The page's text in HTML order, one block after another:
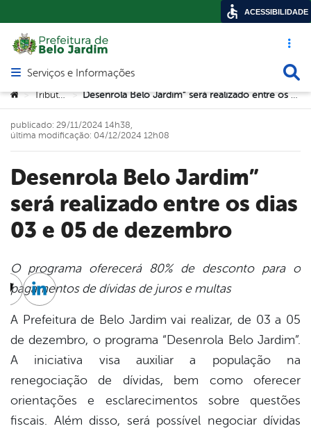
Acesso
Abrir menu principal de navegação
Serviços e Informações
Você está aqui:
> Tributos > Desenrola Belo Jardim” será realizado entre os dias 03 e 05 de dezembro
Desenrola Belo Jardim”
será realizado entre os dias
03 e 05 de dezembro
publicado: 29/11/2024 14h38,
última modificação: 04/12/2024 12h08
O programa oferecerá 80% de desconto para o
pagamentos de dívidas de juros e multas
A Prefeitura de Belo Jardim vai realizar, de 03 a 05
de dezembro, o programa “Desenrola Belo Jardim”.
A iniciativa visa auxiliar a população na
renegociação de dívidas, bem como oferecer
orientações e esclarecimentos sobre questões
fiscais. Além disso, será possível negociar dívidas
TwitterLinkedin
ACESSIBILIDADE